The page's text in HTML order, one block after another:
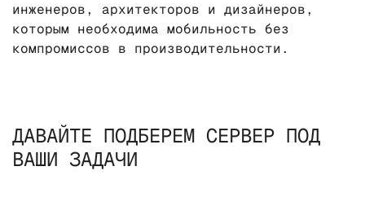
инженеров, архитекторов и дизайнеров,
которым необходима мобильность без
компромиссов в производительности.
ДАВАЙТЕ ПОДБЕРЕМ СЕРВЕР ПОД
ВАШИ ЗАДАЧИ